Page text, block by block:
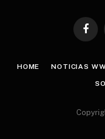
HOME NOTICIAS